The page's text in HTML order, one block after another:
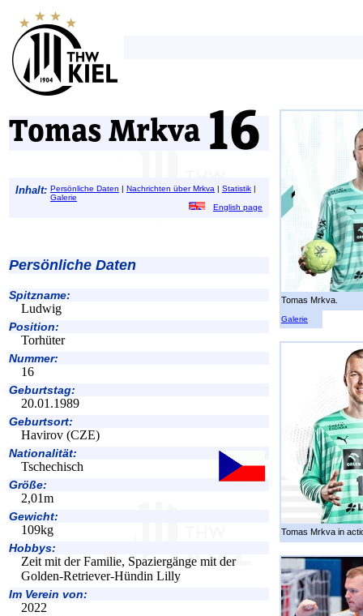
Tomas Mrkva
Inhalt: Persönliche Daten | Nachrichten über Mrkva | Statistik |
Galerie
English page
Persönliche Daten
Spitzname:
Ludwig
Position:
Torhüter
Nummer:
16
Geburtstag:
20.01.1989
Geburtsort:
Havirov (CZE)
Nationalität:
Tschechisch
Größe:
2,01m
Gewicht:
109kg
Hobbys:
Zeit mit der Familie, Spaziergänge mit der
Golden-Retriever-Hündin Lilly
Im Verein von:
2022
Tomas Mrkva.
Galerie
Tomas Mrkva in